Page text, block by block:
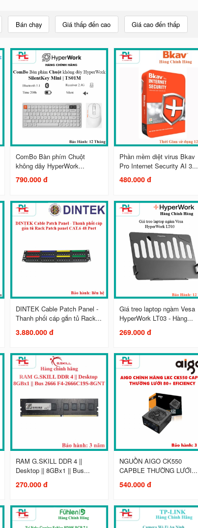
Bán chạy Giá thấp đến cao Giá cao đến thấp
ComBo Bàn phím Chuột
không dây HyperWork...
790.000 đ
Phần mềm diệt virus Bkav
Pro Internet Security AI 3...
480.000 đ
DINTEK Cable Patch Panel -
Thanh phối cáp gắn tủ Rack...
3.880.000 đ
Giá treo laptop ngàm Vesa
HyperWork LT03 - Hàng...
269.000 đ
RAM G.SKILL DDR 4 ||
Desktop || 8GBx1 || Bus...
270.000 đ
NGUỒN AIGO CK550
CAPBLE THƯỜNG LƯỚI...
540.000 đ